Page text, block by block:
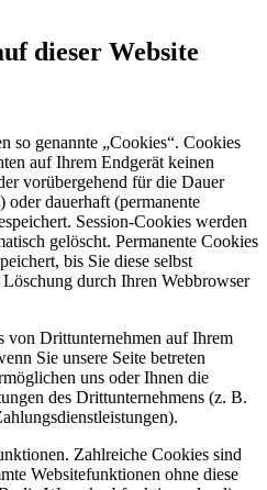
dieser Website
so genannte „Cookies“. Cookies
auf Ihrem Endgerät keinen
vorübergehend für die Dauer
oder dauerhaft (permanente
Session-Cookies werden
gelöscht. Permanente Cookies
bis Sie diese selbst
durch Ihren Webbrowser
von Drittunternehmen auf Ihrem
Sie unsere Seite betreten
uns oder Ihnen die
des Drittunternehmens (z. B.
Zahlreiche Cookies sind
Websitefunktionen ohne diese